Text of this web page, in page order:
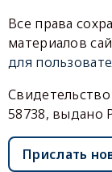
Все права
материалов
для
58738, выдано
Прислать